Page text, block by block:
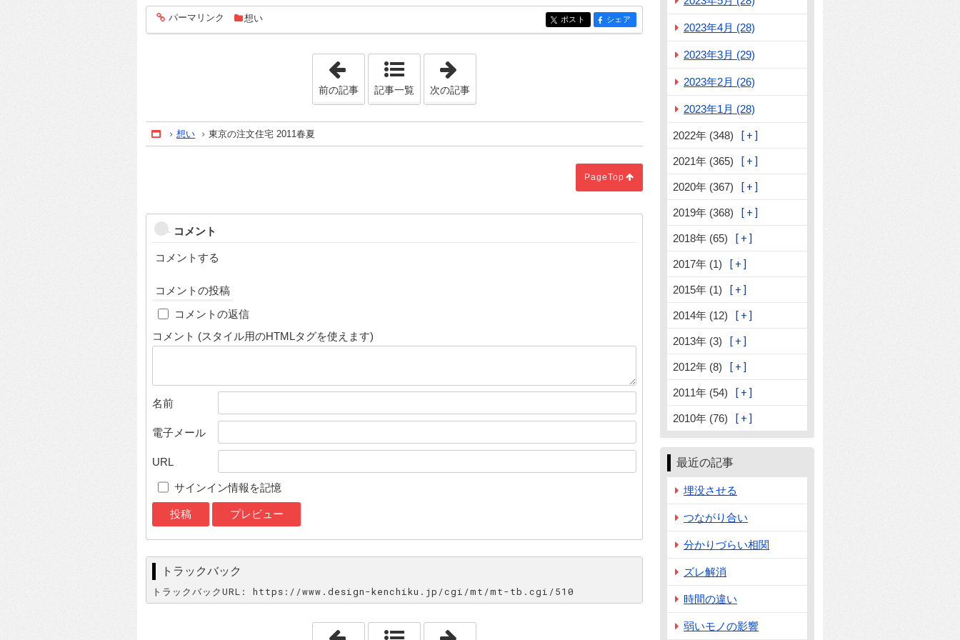
entry816
パーマリンク 想い entry816
ポスト entry816
シェア
「本当の現実」
前の記事 記事一覧 次の記事
Home
想い 東京の注文住宅 2011春夏
PageTop
コメント
コメントする
コメントの投稿
コメントの返信
コメント (スタイル用のHTMLタグを使えます)
名前
電子メール
URL
サインイン情報を記憶
トラックバック
トラックバックURL: https://www.design-kenchiku.jp/cgi/mt/mt-tb.cgi/510
「本当の現実」
2023年4月 (28)
2023年3月 (29)
2023年2月 (26)
2023年1月 (28)
2022年 (348)
2021年 (365)
2020年 (367)
2019年 (368)
2018年 (65)
2017年 (1)
2015年 (1)
2014年 (12)
2013年 (3)
2012年 (8)
2011年 (54)
2010年 (76)
最近の記事
埋没させる
つながり合い
分かりづらい相関
ズレ解消
時間の違い
弱いモノの影響